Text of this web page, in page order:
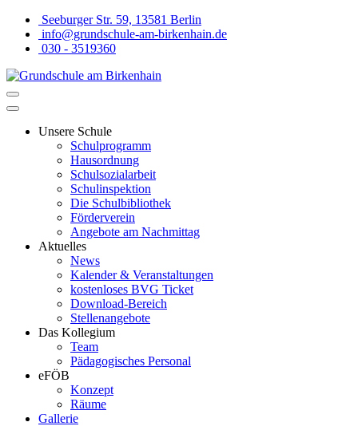
Seeburger Str. 59, 13581 Berlin
info@grundschule-am-birkenhain.de
030 - 3519360
Unsere Schule
Schulprogramm
Hausordnung
Schulsozialarbeit
Schulinspektion
Die Schulbibliothek
Förderverein
Angebote am Nachmittag
Aktuelles
News
Kalender & Veranstaltungen
kostenloses BVG Ticket
Download-Bereich
Stellenangebote
Das Kollegium
Team
Pädagogisches Personal
eFÖB
Konzept
Räume
Gallerie